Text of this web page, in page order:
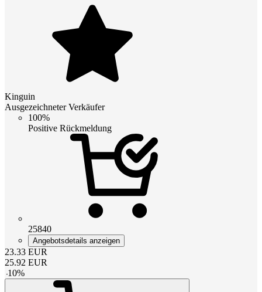
Kinguin
Ausgezeichneter Verkäufer
100%
Positive Rückmeldung
25840
Angebotsdetails anzeigen
23.33 EUR
25.92 EUR
-10%